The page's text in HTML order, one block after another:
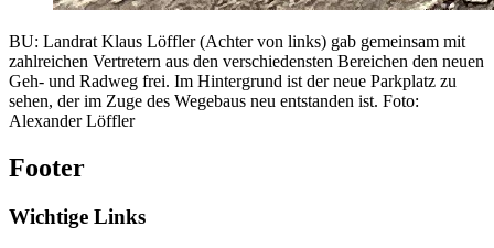
BU: Landrat Klaus Löffler (Achter von links) gab gemeinsam mit
zahlreichen Vertretern aus den verschiedensten Bereichen den neuen
Geh- und Radweg frei. Im Hintergrund ist der neue Parkplatz zu
sehen, der im Zuge des Wegebaus neu entstanden ist. Foto:
Alexander Löffler
Footer
Wichtige Links